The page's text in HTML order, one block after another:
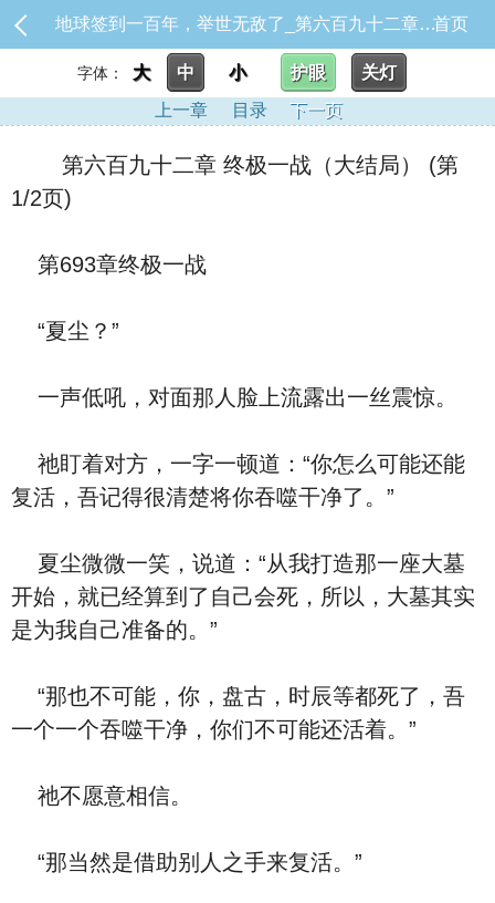
地球签到一百年，举世无敌了_第六百九十二章 终极一战（大结局）首页
字体： 大 中 小 护眼
关灯
上一章
目录 下一页
第六百九十二章 终极一战（大结局） (第
1/2页)
第693章终极一战
“夏尘？”
一声低吼，对面那人脸上流露出一丝震惊。
祂盯着对方，一字一顿道：“你怎么可能还能
复活，吾记得很清楚将你吞噬干净了。”
夏尘微微一笑，说道：“从我打造那一座大墓
开始，就已经算到了自己会死，所以，大墓其实
是为我自己准备的。”
“那也不可能，你，盘古，时辰等都死了，吾
一个一个吞噬干净，你们不可能还活着。”
祂不愿意相信。
“那当然是借助别人之手来复活。”